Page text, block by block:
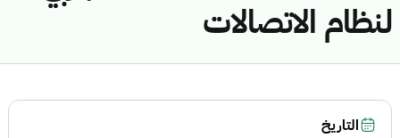
لنظام الاتصالات
التاريخ